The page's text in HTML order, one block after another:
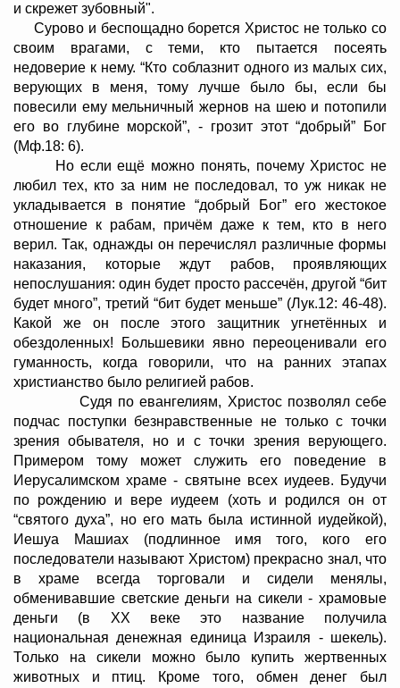
и скрежет зубовный".
Сурово и беспощадно борется Христос не только со
своим врагами, с теми, кто пытается посеять
недоверие к нему. “Кто соблазнит одного из малых сих,
верующих в меня, тому лучше было бы, если бы
повесили ему мельничный жернов на шею и потопили
его во глубине морской”, - грозит этот “добрый” Бог
(Мф.18: 6).
Но если ещё можно понять, почему Христос не
любил тех, кто за ним не последовал, то уж никак не
укладывается в понятие “добрый Бог” его жестокое
отношение к рабам, причём даже к тем, кто в него
верил. Так, однажды он перечислял различные формы
наказания, которые ждут рабов, проявляющих
непослушания: один будет просто рассечён, другой “бит
будет много”, третий “бит будет меньше” (Лук.12: 46-48).
Какой же он после этого защитник угнетённых и
обездоленных! Большевики явно переоценивали его
гуманность, когда говорили, что на ранних этапах
христианство было религией рабов.
Судя по евангелиям, Христос позволял себе
подчас поступки безнравственные не только с точки
зрения обывателя, но и с точки зрения верующего.
Примером тому может служить его поведение в
Иерусалимском храме - святыне всех иудеев. Будучи
по рождению и вере иудеем (хоть и родился он от
“святого духа”, но его мать была истинной иудейкой),
Иешуа Машиах (подлинное имя того, кого его
последователи называют Христом) прекрасно знал, что
в храме всегда торговали и сидели менялы,
обменивавшие светские деньги на сикели - храмовые
деньги (в XX веке это название получила
национальная денежная единица Израиля - шекель).
Только на сикели можно было купить жертвенных
животных и птиц. Кроме того, обмен денег был